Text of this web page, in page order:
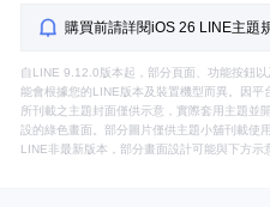
購買前請詳閱iOS 26 LINE主題
自LINE 9.12.0版本起，部分頁面、功能按鈕
能會根據您的LINE版本及裝置機型而異。因
所刊載之主題封面僅供示意，實際套用主題並
設的綠色畫面。部分圖片僅供主題小舖刊載使
LINE非最新版本，部分畫面設計可能與下方示